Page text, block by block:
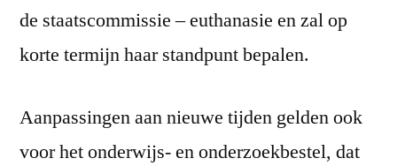
de staatscommissie – euthanasie en zal op
korte termijn haar standpunt bepalen.
Aanpassingen aan nieuwe tijden gelden ook
voor het onderwijs- en onderzoekbestel, dat